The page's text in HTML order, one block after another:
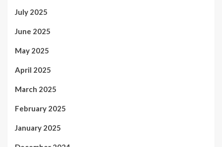
July 2025
June 2025
May 2025
April 2025
March 2025
February 2025
January 2025